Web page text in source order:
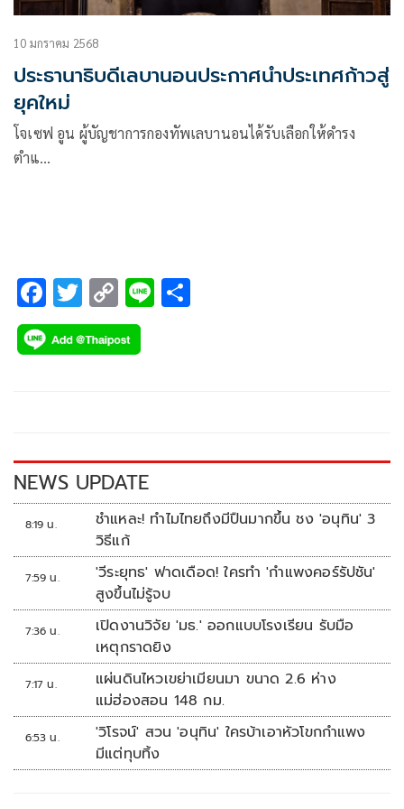
10 มกราคม 2568
ประธานาธิบดีเลบานอนประกาศนำประเทศก้าวสู่
ยุคใหม่
โจเซฟ อูน ผู้บัญชาการกองทัพเลบานอนได้รับเลือกให้ดำรง
ตำแ…
F
ac
e
k
T
wi
tt
C
o
p
k
Li
NEWS UPDATE
8:19 น.
ชำแหละ! ทำไมไทยถึงมีปืนมากขึ้น ชง 'อนุทิน' 3
วิธีแก้
7:59 น.
'วีระยุทธ' ฟาดเดือด! ใครทำ 'กำแพงคอร์รัปชัน'
สูงขึ้นไม่รู้จบ
7:36 น.
เปิดงานวิจัย 'มธ.' ออกแบบโรงเรียน รับมือ
เหตุกราดยิง
7:17 น.
แผ่นดินไหวเขย่าเมียนมา ขนาด 2.6 ห่าง
แม่ฮ่องสอน 148 กม.
6:53 น.
'วิโรจน์' สวน 'อนุทิน' ใครบ้าเอาหัวโขกกำแพง
มีแต่ทุบทิ้ง